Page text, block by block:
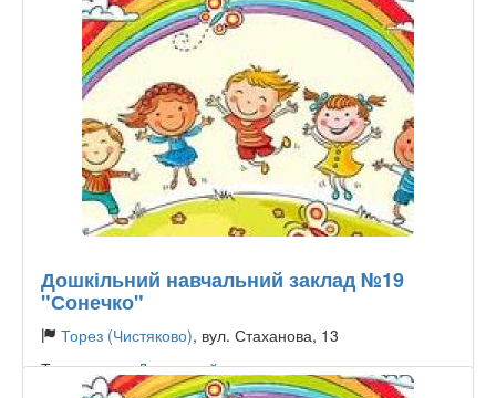
Дошкільний навчальний заклад №19
"Сонечко"
Торез (Чистяково), вул. Стаханова, 13
Тип садочку:Державний